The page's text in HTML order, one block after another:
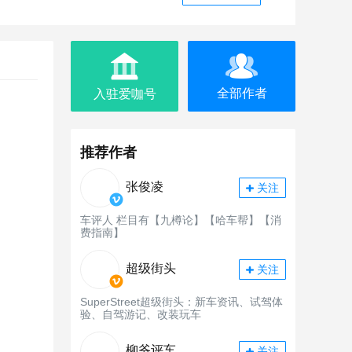
入驻爱咖号 全部作者
推荐作者
张俊凌 关注
车评人 栏目有【九樽论】【哈车帮】【消
费指南】
超级街头 关注
SuperStreet超级街头：新车资讯、试驾体
验、自驾游记、改装玩车